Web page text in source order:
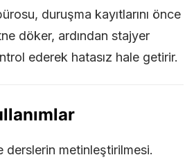
duruşma kayıtlarını önce
döker, ardından stajyer
ederek hatasız hale getirir.
derslerin metinleştirilmesi.